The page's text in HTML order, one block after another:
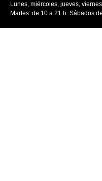
Lunes, miércoles, jueves,
Martes: de 10 a 21 h. Sábados